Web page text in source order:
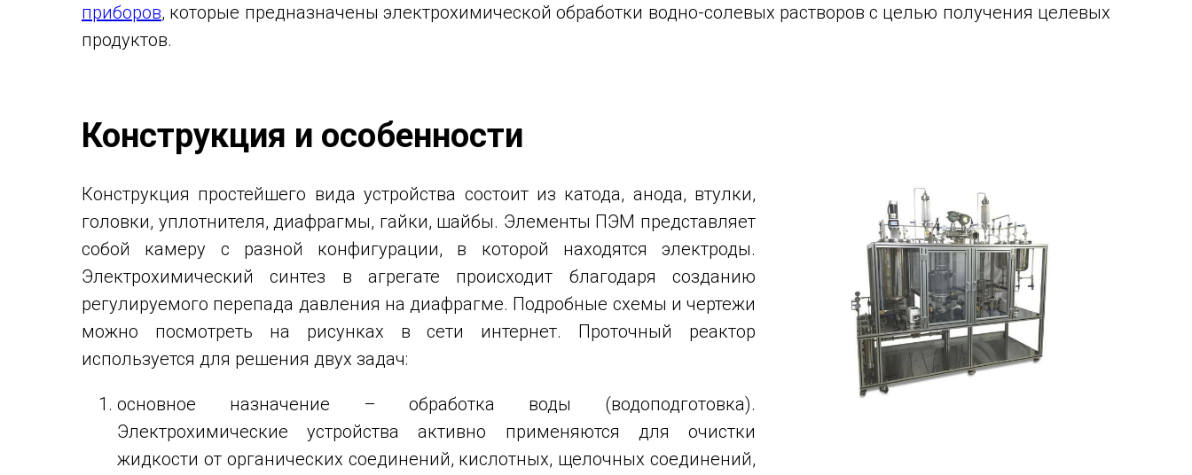
приборов, которые предназначены электрохимической обработки водно-солевых растворов с целью получения целевых
продуктов.
Конструкция и особенности
Конструкция простейшего вида устройства состоит из катода, анода, втулки,
головки, уплотнителя, диафрагмы, гайки, шайбы. Элементы ПЭМ представляет
собой камеру с разной конфигурации, в которой находятся электроды.
Электрохимический синтез в агрегате происходит благодаря созданию
регулируемого перепада давления на диафрагме. Подробные схемы и чертежи
можно посмотреть на рисунках в сети интернет. Проточный реактор
используется для решения двух задач:
основное назначение – обработка воды (водоподготовка).
Электрохимические устройства активно применяются для очистки
жидкости от органических соединений, кислотных, щелочных соединений,